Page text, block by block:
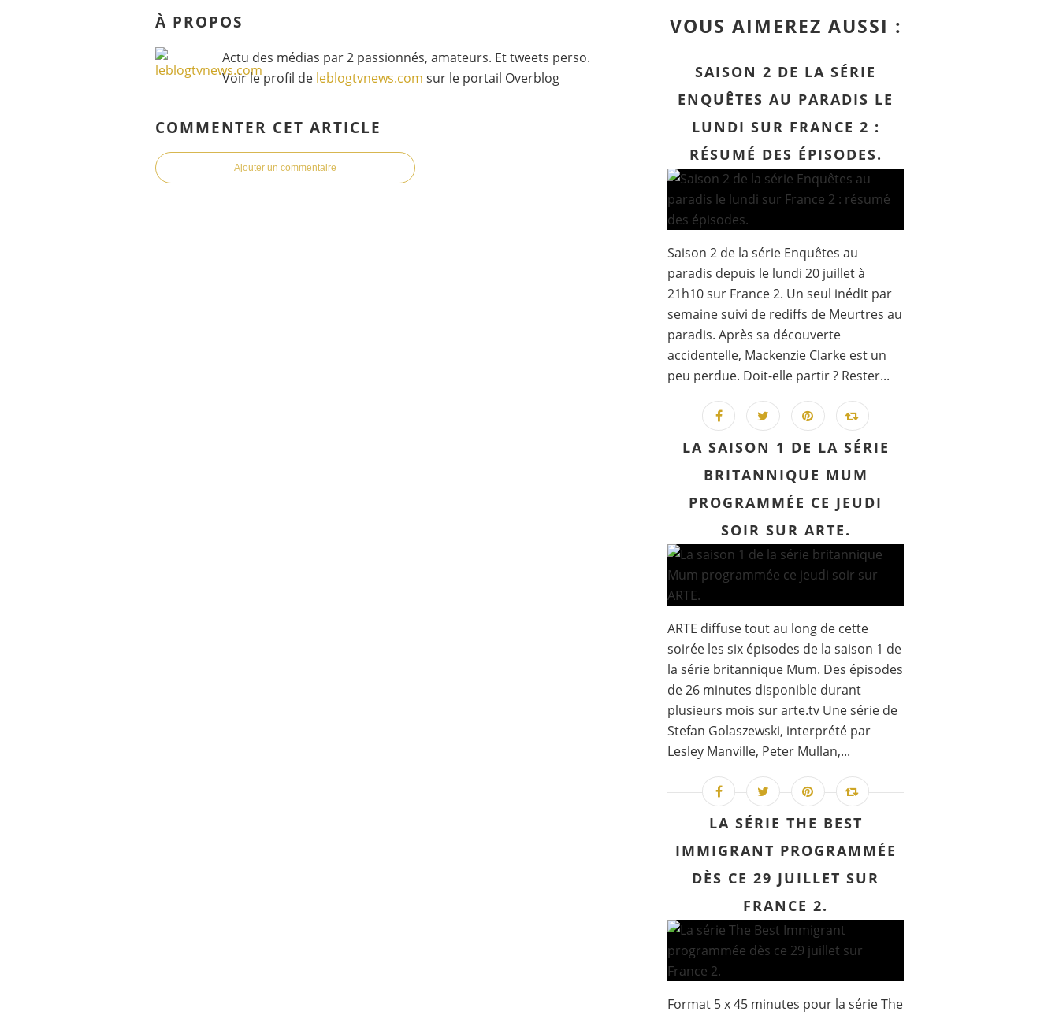
À PROPOS
Actu des médias par 2 passionnés, amateurs. Et tweets perso.
Voir le profil de leblogtvnews.com sur le portail Overblog
COMMENTER CET ARTICLE
Ajouter un commentaire
VOUS AIMEREZ AUSSI :
SAISON 2 DE LA SÉRIE
ENQUÊTES AU PARADIS LE
LUNDI SUR FRANCE 2 :
RÉSUMÉ DES ÉPISODES.
Saison 2 de la série Enquêtes au
paradis depuis le lundi 20 juillet à
21h10 sur France 2. Un seul inédit par
semaine suivi de rediffs de Meurtres au
paradis. Après sa découverte
accidentelle, Mackenzie Clarke est un
peu perdue. Doit-elle partir ? Rester...
LA SAISON 1 DE LA SÉRIE
BRITANNIQUE MUM
PROGRAMMÉE CE JEUDI
SOIR SUR ARTE.
ARTE diffuse tout au long de cette
soirée les six épisodes de la saison 1 de
la série britannique Mum. Des épisodes
de 26 minutes disponible durant
plusieurs mois sur arte.tv Une série de
Stefan Golaszewski, interprété par
Lesley Manville, Peter Mullan,...
LA SÉRIE THE BEST
IMMIGRANT PROGRAMMÉE
DÈS CE 29 JUILLET SUR
FRANCE 2.
Format 5 x 45 minutes pour la série The